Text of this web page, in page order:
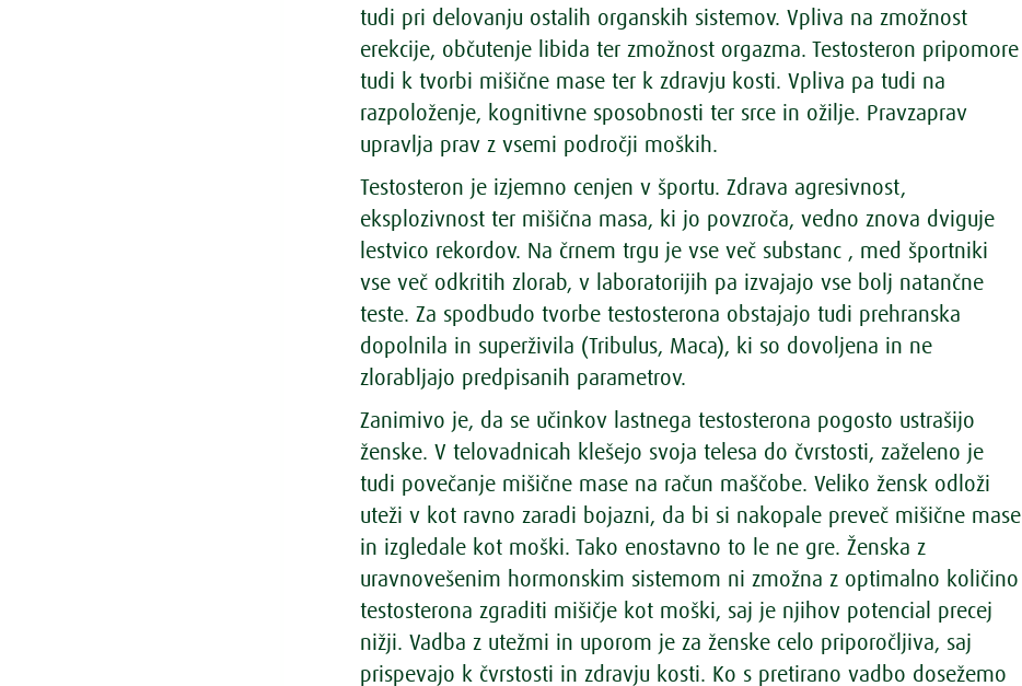
tudi pri delovanju ostalih organskih sistemov. Vpliva na zmožnost
erekcije, občutenje libida ter zmožnost orgazma. Testosteron pripomore
tudi k tvorbi mišične mase ter k zdravju kosti. Vpliva pa tudi na
razpoloženje, kognitivne sposobnosti ter srce in ožilje. Pravzaprav
upravlja prav z vsemi področji moških.
Testosteron je izjemno cenjen v športu. Zdrava agresivnost,
eksplozivnost ter mišična masa, ki jo povzroča, vedno znova dviguje
lestvico rekordov. Na črnem trgu je vse več substanc , med športniki
vse več odkritih zlorab, v laboratorijih pa izvajajo vse bolj natančne
teste. Za spodbudo tvorbe testosterona obstajajo tudi prehranska
dopolnila in superživila (Tribulus, Maca), ki so dovoljena in ne
zlorabljajo predpisanih parametrov.
Zanimivo je, da se učinkov lastnega testosterona pogosto ustrašijo
ženske. V telovadnicah klešejo svoja telesa do čvrstosti, zaželeno je
tudi povečanje mišične mase na račun maščobe. Veliko žensk odloži
uteži v kot ravno zaradi bojazni, da bi si nakopale preveč mišične mase
in izgledale kot moški. Tako enostavno to le ne gre. Ženska z
uravnovešenim hormonskim sistemom ni zmožna z optimalno količino
testosterona zgraditi mišičje kot moški, saj je njihov potencial precej
nižji. Vadba z utežmi in uporom je za ženske celo priporočljiva, saj
prispevajo k čvrstosti in zdravju kosti. Ko s pretirano vadbo dosežemo